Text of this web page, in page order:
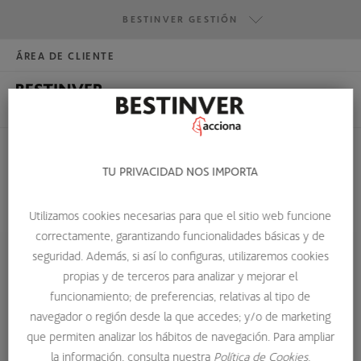
BESTINVER GESTIÓN
BESTINVER SECURITIES
BESTINVER ACTIVOS INMOBILIARIOS
ÁREA DE CLIENTE
CAPITAL PRIVADO
Capital Privado
Forma de inversión que consiste en la toma de
participaciones temporales en empresas no cotizadas, con
TU PRIVACIDAD NOS IMPORTA
Utilizamos cookies necesarias para que el sitio web funcione
correctamente, garantizando funcionalidades básicas y de
seguridad. Además, si así lo configuras, utilizaremos cookies
propias y de terceros para analizar y mejorar el
funcionamiento; de preferencias, relativas al tipo de
navegador o región desde la que accedes; y/o de marketing
que permiten analizar los hábitos de navegación. Para ampliar
la información, consulta nuestra Política de Cookies.